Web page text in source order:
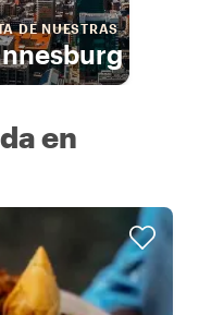
DE NUESTRAS
en